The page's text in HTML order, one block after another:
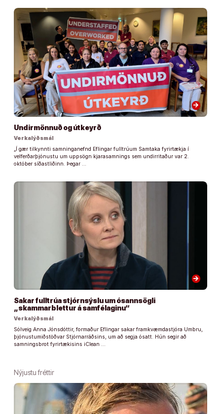
arrow_forward
Undirmönnuð og útkeyrð
Verkalýðsmál
„Í gær tilkynnti samninganefnd Eflingar fulltrúum Samtaka fyrirtækja í
velferðarþjónustu um uppsögn kjarasamnings sem undirritaður var 2.
október síðastliðinn. Þegar …
arrow_forward
Sakar fulltrúa stjórnsýslu um ósannsögli
„skammarblettur á samfélaginu“
Verkalýðsmál
Sólveig Anna Jónsdóttir, formaður Eflingar sakar framkvæmdastjóra Umbru,
þjónustumiðstöðvar Stjórnarráðsins, um að segja ósatt. Hún segir að
samningsbrot fyrirtækisins iClean …
Nýjustu fréttir